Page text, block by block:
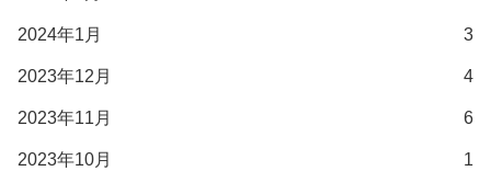
2024年1月 3
2023年12月 4
2023年11月 6
2023年10月 1